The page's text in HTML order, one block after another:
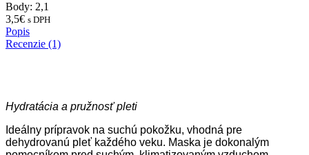
Body: 2,1
3,5€ s DPH
Popis
Recenzie (1)
Hydratácia a pružnosť pleti
Ideálny prípravok na suchú pokožku, vhodná pre
dehydrovanú pleť každého veku. Maska je dokonalým